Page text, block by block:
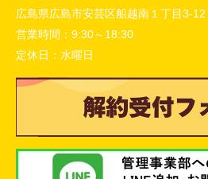
広島県広島市安芸区船越南１丁目3-12
営業時間： 9:30～18:30
定休日： 水曜日